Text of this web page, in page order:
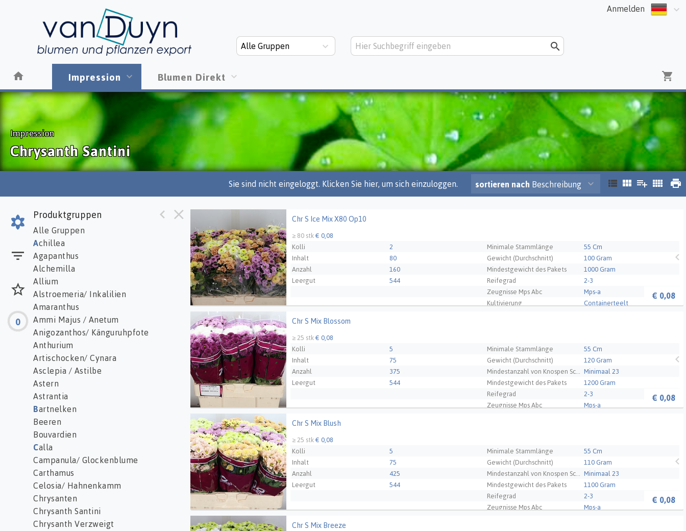
Anmelden
Alle Gruppen
Impression Blumen Direkt
Impression
Chrysanth Santini
Sie sind nicht eingeloggt. Klicken Sie hier, um sich einzuloggen. sortieren nach Beschreibung
0
Produktgruppen
Alle Gruppen
Achillea
Agapanthus
Alchemilla
Allium
Alstroemeria/ Inkalilien
Amaranthus
Ammi Majus / Anetum
Anigozanthos/ Känguruhpfote
Anthurium
Artischocken/ Cynara
Asclepia / Astilbe
Astern
Astrantia
Bartnelken
Beeren
Bouvardien
Calla
Campanula/ Glockenblume
Carthamus
Celosia/ Hahnenkamm
Chrysanten
Chrysanth Santini
Chrysanth Verzweigt
Chr S Ice Mix X80 Op10
≥ 80 stk€ 0,08
Kolli
2 Minimale Stammlänge
55 Cm
Inhalt
80 Gewicht (Durchschnitt)
100 Gram
Anzahl
160 Mindestgewicht des Pakets
1000 Gram
Leergut
544 Reifegrad
2-3
Zeugnisse Mps Abc
Mps-a
Kultivierung
Containerteelt
Züchter
€ 0,08
Chr S Mix Blossom
≥ 25 stk€ 0,08
Kolli
5 Minimale Stammlänge
55 Cm
Inhalt
75 Gewicht (Durchschnitt)
120 Gram
Anzahl
375
Minimaal 23
Leergut
544 Mindestgewicht des Pakets
1200 Gram
Reifegrad
2-3
Zeugnisse Mps Abc
Mps-a
Züchter
€ 0,08
Chr S Mix Blossom
Chr S Mix Blush
≥ 25 stk€ 0,08
Kolli
5 Minimale Stammlänge
55 Cm
Inhalt
75 Gewicht (Durchschnitt)
110 Gram
Anzahl
425
Minimaal 23
Leergut
544 Mindestgewicht des Pakets
1100 Gram
Reifegrad
2-3
Zeugnisse Mps Abc
Mps-a
€ 0,08
Chr S Mix Blush
Chr S Mix Breeze
Chr S Mix Breeze